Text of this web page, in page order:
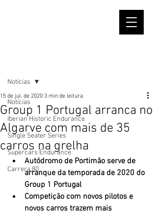
Notícias
Iberian Historic Endurance
Single Seater Series
Supercars Endurance
Carrera 80
Notícias
Group 1 Portugal arranca no
Algarve com mais de 35
carros na grelha
15 de jul. de 2020 3 min de leitura
Autódromo de Portimão serve de
arranque da temporada de 2020 do
Group 1 Portugal
Competição com novos pilotos e
novos carros trazem mais